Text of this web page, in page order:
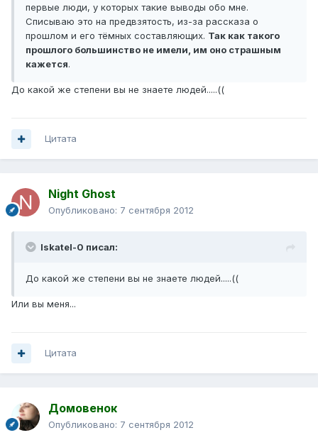
первые люди, у которых такие выводы обо мне.
Списываю это на предвзятость, из-за рассказа о
прошлом и его тёмных составляющих. Так как такого
прошлого большинство не имели, им оно страшным
кажется.
До какой же степени вы не знаете людей.....((
Цитата
Night Ghost
Опубликовано: 7 сентября 2012
Iskatel-0 писал:
До какой же степени вы не знаете людей.....((
Или вы меня...
Цитата
Домовенок
Опубликовано: 7 сентября 2012